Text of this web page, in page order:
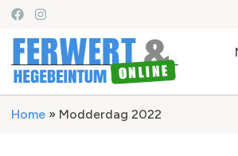
Home » Modderdag 2022